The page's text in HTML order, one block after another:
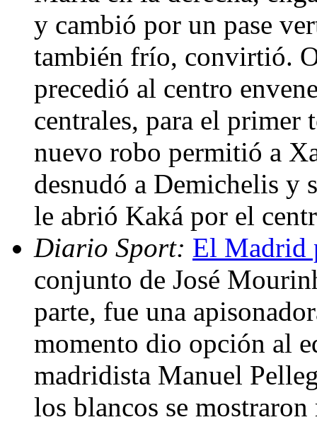
y cambió por un pase
también frío, convirtió.
precedió al centro
centrales, para el
nuevo robo permitió a
desnudó a Demichelis y
le abrió Kaká por el
Diario Sport: El Madrid
conjunto de José
parte, fue una
momento dio opción al
madridista Manuel
los blancos se